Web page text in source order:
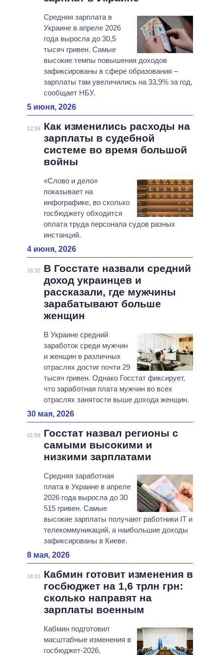
Средняя зарплата в
Украине в апреле 2026
года выросла до 30,5
тысяч гривен. Самые
высокие темпы повышения доходов
зафиксированы в сфере образования –
зарплаты там увеличились на 33,9% за год,
сообщает НБУ.
5 июня, 2026
12:59
Как изменились расходы на
зарплаты в судебной
системе во время большой
войны
«Слово и дело»
показывает на
инфографике, во сколько
госбюджету обходится
оплата труда персонала судов разных
инстанций.
4 июня, 2026
16:32
В Госстате назвали средний
доход украинцев и
рассказали, где мужчины
зарабатывают больше
женщин
В Украине средний
заработок среди мужчин
и женщин в различных
отраслях достиг почти 29
тысяч гривен. Однако Госстат фиксирует,
что заработная плата мужчин во всех
отраслях занятости выше дохода женщин.
30 мая, 2026
01:59
Госстат назвал регионы с
самыми высокими и
низкими зарплатами
Средняя заработная
плата в Украине в апреле
2026 года выросла до 30
515 гривен. Самые
высокие зарплаты получают работники IT и
телекоммуникаций, а наибольшие доходы
зафиксированы в Киеве.
8 мая, 2026
18:10
Кабмин готовит изменения в
госбюджет на 1,6 трлн грн:
сколько направят на
зарплаты военным
Кабмин подготовил
масштабные изменения в
госбюджет-2026,